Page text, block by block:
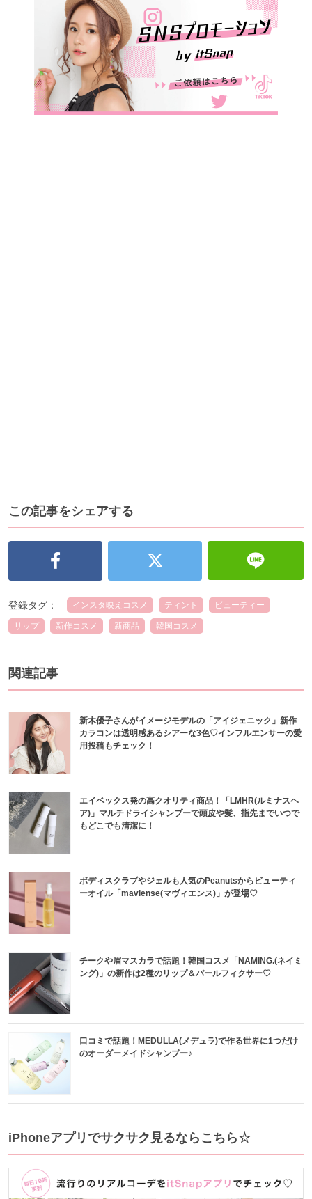
この記事をシェアする
登録タグ： インスタ映えコスメ ティント ビューティー
リップ 新作コスメ 新商品 韓国コスメ
関連記事
新木優子さんがイメージモデルの「アイジェニック」新作
カラコンは透明感あるシアーな3色♡インフルエンサーの愛
用投稿もチェック！
エイベックス発の高クオリティ商品！「LMHR(ルミナスヘ
ア)」マルチドライシャンプーで頭皮や髪、指先までいつで
もどこでも清潔に！
ボディスクラブやジェルも人気のPeanutsからビューティ
ーオイル「maviense(マヴィエンス)」が登場♡
チークや眉マスカラで話題！韓国コスメ「NAMING.(ネイミ
ング)」の新作は2種のリップ＆パールフィクサー♡
口コミで話題！MEDULLA(メデュラ)で作る世界に1つだけ
のオーダーメイドシャンプー♪
iPhoneアプリでサクサク見るならこちら☆